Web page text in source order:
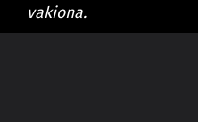
vakiona.